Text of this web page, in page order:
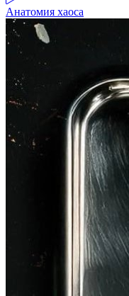
Анатомия хаоса